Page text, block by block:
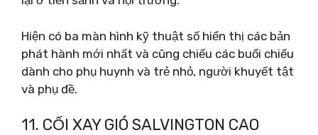
Hiện có ba màn hình kỹ thuật số hiển thị các bản
phát hành mới nhất và cũng chiếu các buổi chiếu
dành cho phụ huynh và trẻ nhỏ, người khuyết tật
và phụ đề.
11. CỐI XAY GIÓ SALVINGTON CAO